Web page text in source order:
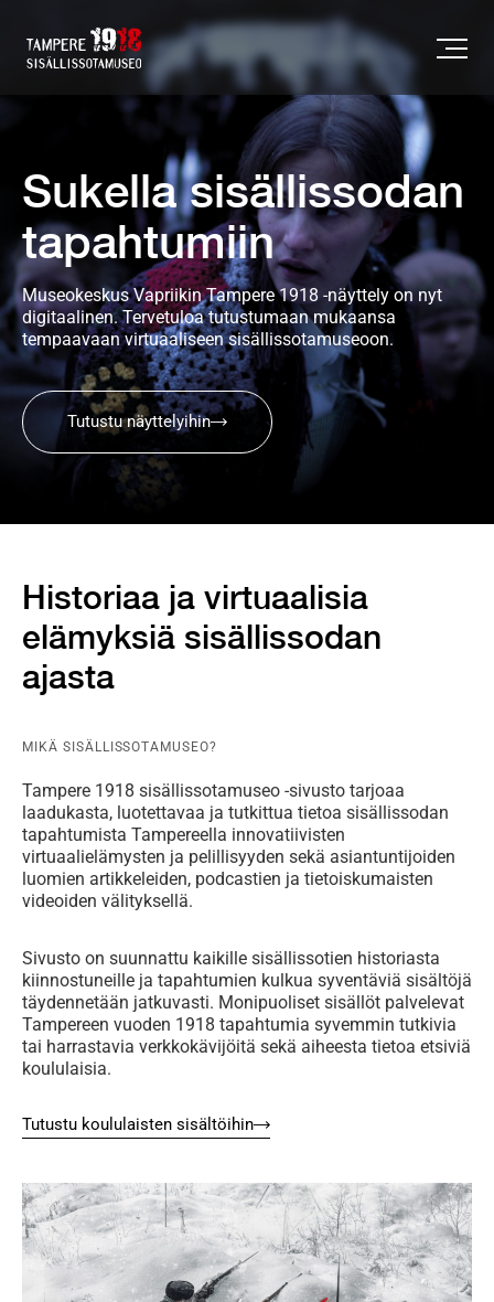
Sukella sisällissodan
tapahtumiin
Museokeskus Vapriikin Tampere 1918 -näyttely on nyt
digitaalinen. Tervetuloa tutustumaan mukaansa
tempaavaan virtuaaliseen sisällissotamuseoon.
Tutustu näyttelyihin
Historiaa ja virtuaalisia
elämyksiä sisällissodan
ajasta
MIKÄ SISÄLLISSOTAMUSEO?
Tampere 1918 sisällissotamuseo -sivusto tarjoaa
laadukasta, luotettavaa ja tutkittua tietoa sisällissodan
tapahtumista Tampereella innovatiivisten
virtuaalielämysten ja pelillisyyden sekä asiantuntijoiden
luomien artikkeleiden, podcastien ja tietoiskumaisten
videoiden välityksellä.
Sivusto on suunnattu kaikille sisällissotien historiasta
kiinnostuneille ja tapahtumien kulkua syventäviä sisältöjä
täydennetään jatkuvasti. Monipuoliset sisällöt palvelevat
Tampereen vuoden 1918 tapahtumia syvemmin tutkivia
tai harrastavia verkkokävijöitä sekä aiheesta tietoa etsiviä
koululaisia.
Tutustu koululaisten sisältöihin